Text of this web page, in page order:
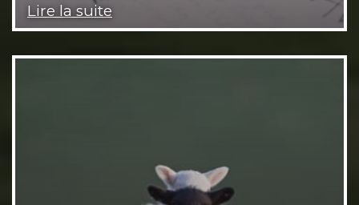
Lire la suite